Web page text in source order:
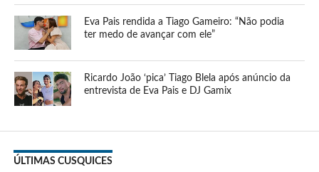
Eva Pais rendida a Tiago Gameiro: “Não podia
ter medo de avançar com ele”
Ricardo João ‘pica’ Tiago Blela após anúncio da
entrevista de Eva Pais e DJ Gamix
ÚLTIMAS CUSQUICES